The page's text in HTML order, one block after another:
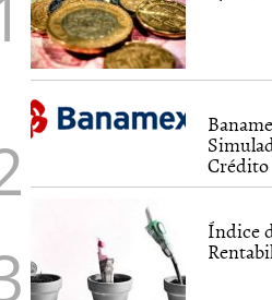
Crédito
Índice